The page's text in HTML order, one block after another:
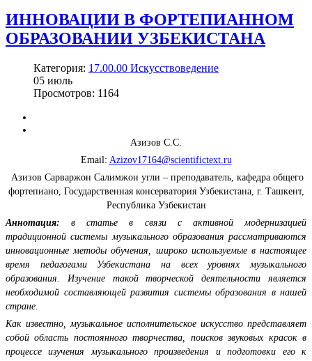
ИННОВАЦИИ В ФОРТЕПИАННОМ
ОБРАЗОВАНИИ УЗБЕКИСТАНА
Категория: 17.00.00 Искусствоведение
05 июль
Просмотров: 1164
Азизов С.С.
Email: Azizov17164@scientifictext.ru
Азизов Сарваржон Салимжон угли – преподаватель, кафедра общего
фортепиано, Государственная консерватория Узбекистана, г. Ташкент,
Республика Узбекистан
Аннотация: в статье в связи с активной модернизацией
традиционной системы музыкального образования рассматриваются
инновационные методы обучения, широко используемые в настоящее
время педагогами Узбекистана на всех уровнях музыкального
образования. Изучение такой творческой деятельности является
необходимой составляющей развития системы образования в нашей
стране.
Как известно, музыкальное исполнительское искусство представляет
собой область постоянного творчества, поисков звуковых красок в
процессе изучения музыкального произведения и подготовки его к